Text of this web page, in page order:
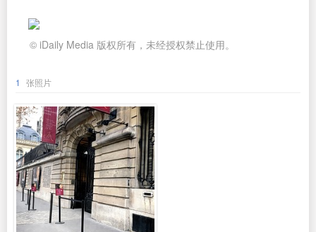
© iDaily Media 版权所有，未经授权禁止使用。
1 张照片